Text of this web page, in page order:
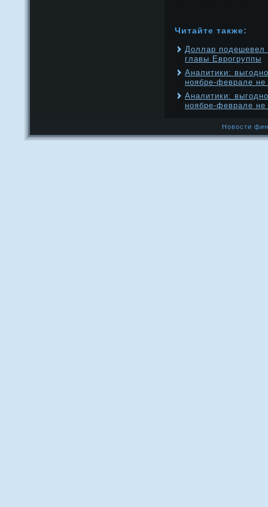
Читайте также:
Доллар подешевел
главы Еврогруппы
Аналитики:
ноябре-феврале не
Аналитики:
ноябре-феврале не
Новости